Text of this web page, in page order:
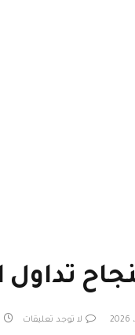
لنجاح
لا توجد تعليقات